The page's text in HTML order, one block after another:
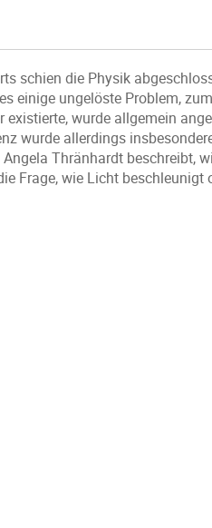
schien die Physik
einige ungelöste Problem,
existierte, wurde allgemein
wurde allerdings
Thränhardt beschreibt,
Frage, wie Licht beschleunigt